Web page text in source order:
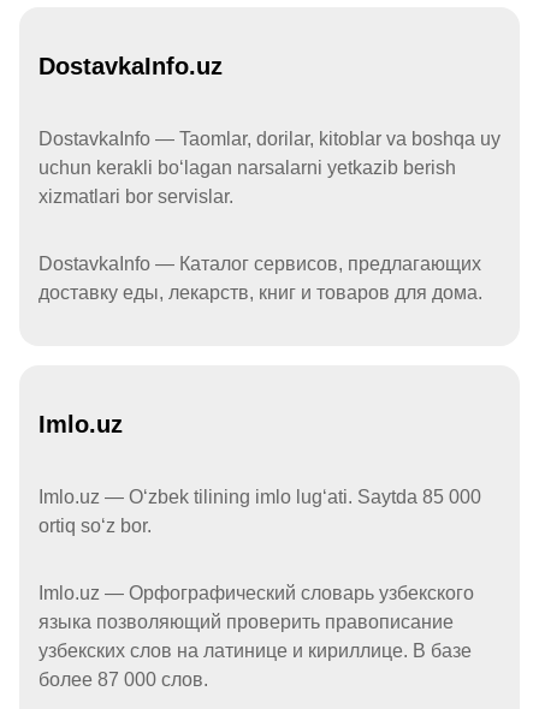
DostavkaInfo.uz
DostavkaInfo — Taomlar, dorilar, kitoblar va boshqa uy
uchun kerakli boʻlagan narsalarni yetkazib berish
xizmatlari bor servislar.
DostavkaInfo — Каталог сервисов, предлагающих
доставку еды, лекарств, книг и товаров для дома.
Imlo.uz
Imlo.uz — Oʻzbek tilining imlo lugʻati. Saytda 85 000
ortiq soʻz bor.
Imlo.uz — Орфографический словарь узбекского
языка позволяющий проверить правописание
узбекских слов на латинице и кириллице. В базе
более 87 000 слов.